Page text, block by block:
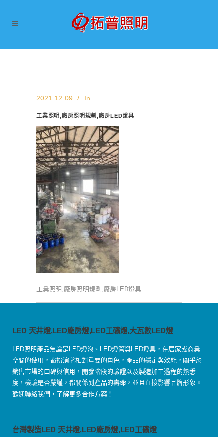
2021-12-09 In
工業照明,廠房照明規劃,廠房LED燈具
工業照明,廠房照明規劃,廠房LED燈具
LED 天井燈,LED廠房燈,LED工礦燈,大瓦數LED燈
LED照明產品無論是LED燈泡、LED燈管與LED燈具，在居家或商業
空間的使用，都扮演著相對重要的角色，產品的穩定與效能，關乎於
銷售市場的口碑與信用，開發階段的驗證以及製造加工過程的熟悉
度，檢驗是否嚴謹，都關係到產品的壽命，並且直接影響品牌形象。
歡迎聯絡我們，了解更多合作方案！
台灣製造LED 天井燈,LED廠房燈,LED工礦燈